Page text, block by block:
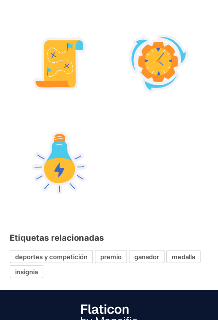
Etiquetas relacionadas
deportes y competición premio ganador
medalla
insignia